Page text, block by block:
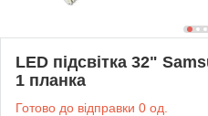
LED підсвітка 32"
1 планка
Готово до відправки 0 од.